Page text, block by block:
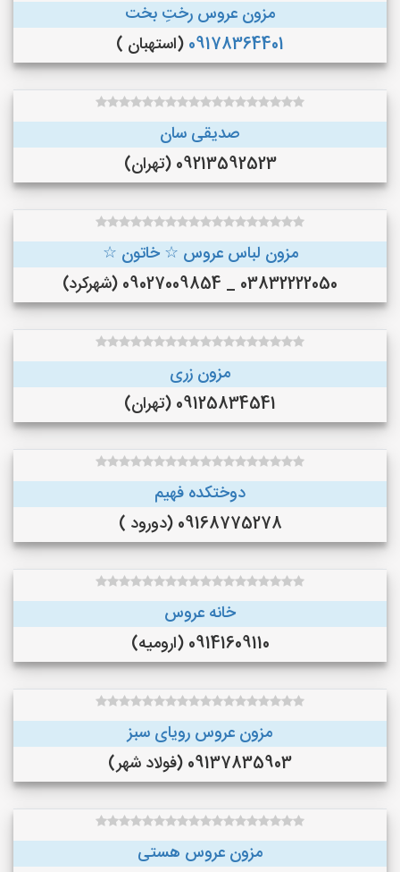
مزون عروس رختِ بخت
09178364401 (استهبان )
صدیقی سان
09213592523 (تهران)
مزون لباس عروس ☆ خاتون ☆
03832222050 _ 09027009854 (شهرکرد)
مزون زری
09125834541 (تهران)
دوختکده فهیم
09168775278 (دورود )
خانه عروس
09141609110 (ارومیه)
مزون عروس رویای سبز
09137835903 (فولاد شهر)
مزون عروس هستی